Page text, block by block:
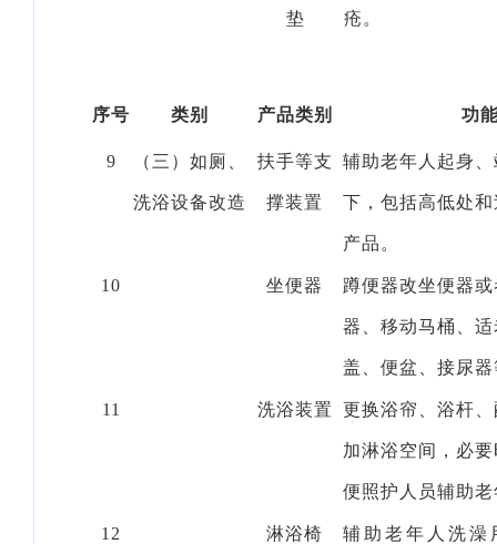
垫 疮。
序号 类别 产品类别 功
9 （三）如厕、
洗浴设备改造
扶手等支
撑装置
辅助老年人起身
下，包括高低处
产品。
10 坐便器 蹲便器改坐便器
器、移动马桶、
盖、便盆、接尿
11 洗浴装置 更换浴帘、浴杆
加淋浴空间，必
便照护人员辅助
12 淋浴椅 辅助老年人洗澡